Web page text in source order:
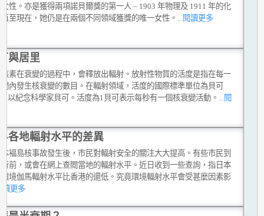
性。亦是獲得兩項諾貝爾獎的第一人 – 1903 年物理及 1911 年的化
至現在，她仍是在兩個不同領域獲獎的唯一女性。 ...閱讀更多
與居里
素在衰變的過程中，會釋放出輻射。放射性物質的活度是指在每一
內發生核衰變的數目。在輻射領域，活度的國際標準單位為貝可
以紀念科學家貝可。活度為1貝可表示每秒有一個核衰變活動。
...閱
各地輻射水平的差異
褔島核事故發生後，巿民對輻射安全的關注大大提高。有些巿民到
前，或會在網上查閲當地的輻射水平。近日收到一些查詢，指日本
境伽馬輻射水平比香港的還低。究竟環境輻射水平會受甚麼因素影
讀更多